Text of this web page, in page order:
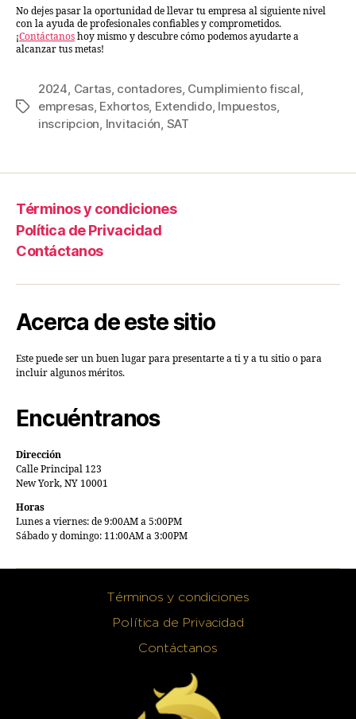
No dejes pasar la oportunidad de llevar tu empresa al siguiente nivel
con la ayuda de profesionales confiables y comprometidos.
¡Contáctanos hoy mismo y descubre cómo podemos ayudarte a
alcanzar tus metas!
2024 Cartas, contadores, Cumplimiento fiscal
empresas, Exhortos, Extendido, Impuestos,
inscripcion Invitación SAT
Términos y condiciones
Política de Privacidad
Contáctanos
Acerca de este sitio
Este puede ser un buen lugar para presentarte a ti y a tu sitio o para
incluir algunos méritos.
Encuéntranos
Dirección
Calle Principal 123
New York, NY 10001
Horas
Lunes a viernes: de 9:00AM a 5:00PM
Sábado y domingo: 11:00AM a 3:00PM
Términos y condiciones
Política de Privacidad
Contáctanos